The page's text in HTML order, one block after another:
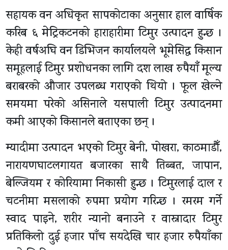
सहायक वन अधिकृत सापकोटाका अनुसार हाल वार्षिक
करिब ६ मेट्रिकटनको हाराहारीमा टिमुर उत्पादन हुन्छ ।
केही वर्षअघि वन डिभिजन कार्यालयले भूमेसिद्ध किसान
समूहलाई टिमुर प्रशोधनका लागि दश लाख रुपैयाँँ मूल्य
बराबरको औजार उपलब्ध गराएको थियो । फूल खेल्ने
समयमा परेको असिनाले यसपाली टिमुर उत्पादनमा
कमी आएको किसानले बताएका छन् ।
म्यादीमा उत्पादन भएको टिमुर बेनी, पोखरा, काठमाडौँ,
नारायणघाटलगायत बजारका साथै तिब्बत, जापान,
बेल्जियम र कोरियामा निकासी हुन्छ । टिमुरलाई दाल र
चटनीमा मसलाको रुपमा प्रयोग गरिन्छ । रमरम गर्ने
स्वाद पाइने, शरीर न्यानो बनाउने र वास्नादार टिमुर
प्रतिकिलो दुई हजार पाँच सयदेखि चार हजार रुपैयाँका